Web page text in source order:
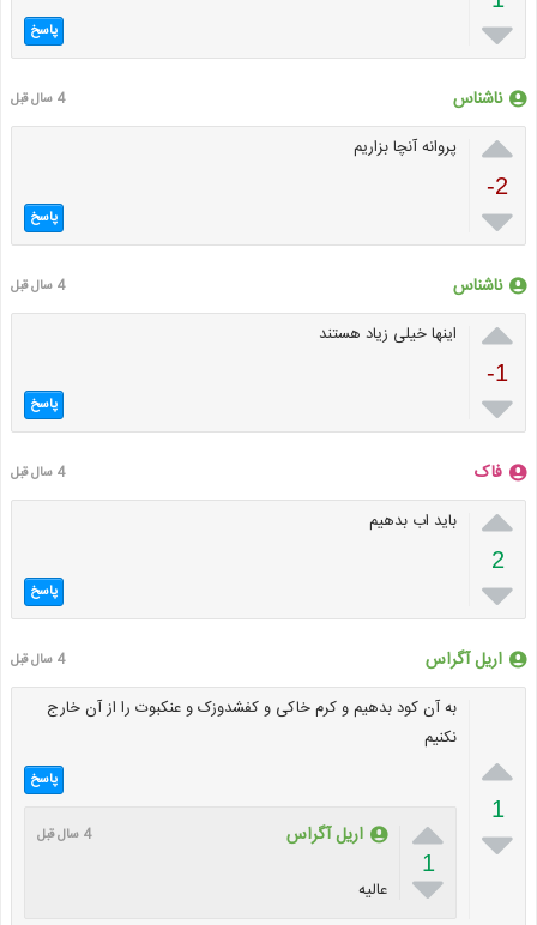
 پاسخ
ناشناس 4 سال قبل

-2

پروانه آنچا بزاریم
پاسخ
ناشناس 4 سال قبل

-1

اینها خیلی زیاد هستند
پاسخ
فاک 4 سال قبل

2

باید اب بدهیم
پاسخ
اریل آگراس 4 سال قبل

1

به آن کود بدهیم و کرم خاکی و کفشدوزک و عنکبوت را از آن خارج
نکنیم
پاسخ

1

اریل آگراس 4 سال قبل
عالیه